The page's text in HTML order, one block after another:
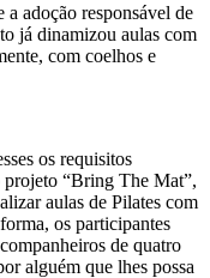
a adoção responsável de
já dinamizou aulas com
com coelhos e
os requisitos
projeto “Bring The Mat”,
aulas de Pilates com
os participantes
de quatro
alguém que lhes possa